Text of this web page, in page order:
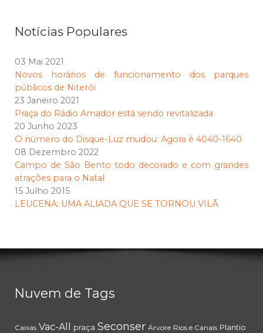
Notícias Populares
03 Mai 2021
Novos horários de funcionamento dos parques
públicos de Niterói
23 Janeiro 2021
Praça do Rádio Amador está sendo revitalizada
20 Junho 2023
O número do Disque-Luz mudou: Agora é 4040-1640
08 Dezembro 2022
Campo de São Bento todo decorado e com grandes
atrações para o Natal
15 Julho 2015
LEUCENA: UMA ALIADA QUE SE TORNOU VILÃ
Nuvem de Tags
Caixas Vac-All praça Seconser Árvore Rios e Canais Plantio